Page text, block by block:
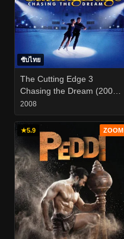
ซับไทย
The Cutting Edge 3
Chasing the Dream (2008)
แผ่นดินไหว ยังต้านรักนี้ไว้ไม่
อยู่ 3
2008
★5.9 ZOOM